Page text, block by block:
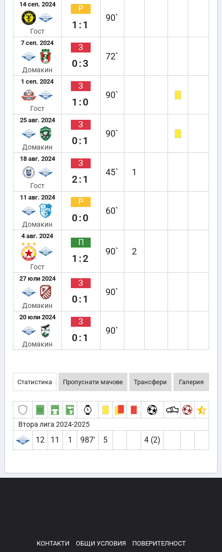
14 сеп. 2024
Гост
Р
1:1
90`
7 сеп. 2024
Домакин
З
0:3
72`
1 сеп. 2024
Гост
З
1:0
90`
25 авг. 2024
Домакин
З
0:1
90`
18 авг. 2024
Гост
З
2:1
45` 1
11 авг. 2024
Домакин
Р
0:0
60`
4 авг. 2024
Гост
П
1:2
90` 2
27 юли 2024
Домакин
З
0:1
90`
20 юли 2024
Домакин
З
0:1
90`
Статистика Пропуснати мачове Трансфери Галерия
Втора лига 2024-2025
12 11 1 987′ 5 4 (2)
КОНТАКТИ ОБЩИ УСЛОВИЯ ПОВЕРИТЕЛНОСТ